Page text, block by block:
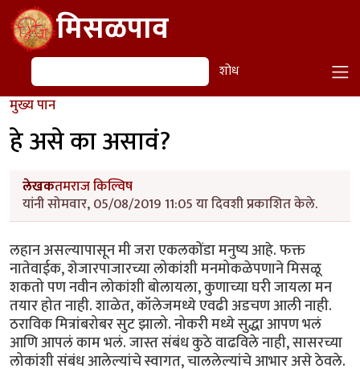
Skip to main contentमिसळपाव
शोध शोध
मुख्य पान
हे असे का असावं?
लेखकतमराज किल्विष
यांनी सोमवार, 05/08/2019 11:05 या दिवशी प्रकाशित केले.
लहान असल्यापासून मी जरा एकलकोंडा मनुष्य आहे. फक्त
नातेवाईक, शेजारपाजारच्या लोकांशी मनमोकळेपणाने मिसळू
शकतो पण नवीन लोकांशी बोलायला, कुणाच्या घरी जायला मन
तयार होत नाही. शाळेत, कॉलेजमध्ये एवढी अडचण आली नाही.
ठराविक मित्रांबरोबर सुट झालो. नोकरी मध्ये सुद्धा आपण भलं
आणि आपलं काम भलं. जास्त संबंध कुठे वाढविले नाही, सासरच्या
लोकांशी संबंध आलेल्यांचे स्वागत, चाललेल्यांचे आभार असे ठेवले.